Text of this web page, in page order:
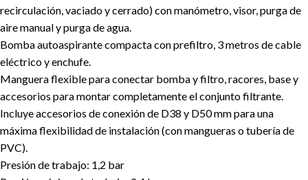
recirculación, vaciado y cerrado) con manómetro, visor, purga de
aire manual y purga de agua.
Bomba autoaspirante compacta con prefiltro, 3 metros de cable
eléctrico y enchufe.
Manguera flexible para conectar bomba y filtro, racores, base y
accesorios para montar completamente el conjunto filtrante.
Incluye accesorios de conexión de D38 y D50 mm para una
máxima flexibilidad de instalación (con mangueras o tubería de
PVC).
Presión de trabajo: 1,2 bar